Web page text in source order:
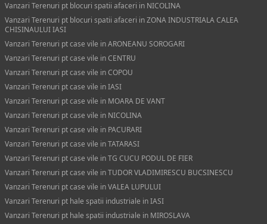
Vanzari Terenuri pt blocuri spatii afaceri in NICOLINA
Vanzari Terenuri pt blocuri spatii afaceri in ZONA INDUSTRIALA CALEA
CHISINAULUI IASI
Vanzari Terenuri pt case vile in ARONEANU SOROGARI
Vanzari Terenuri pt case vile in CENTRU
Vanzari Terenuri pt case vile in COPOU
Vanzari Terenuri pt case vile in IASI
Vanzari Terenuri pt case vile in MOARA DE VANT
Vanzari Terenuri pt case vile in NICOLINA
Vanzari Terenuri pt case vile in PACURARI
Vanzari Terenuri pt case vile in TATARASI
Vanzari Terenuri pt case vile in TG CUCU PODUL DE FIER
Vanzari Terenuri pt case vile in TUDOR VLADIMIRESCU BUCSINESCU
Vanzari Terenuri pt case vile in VALEA LUPULUI
Vanzari Terenuri pt hale spatii industriale in IASI
Vanzari Terenuri pt hale spatii industriale in MIROSLAVA